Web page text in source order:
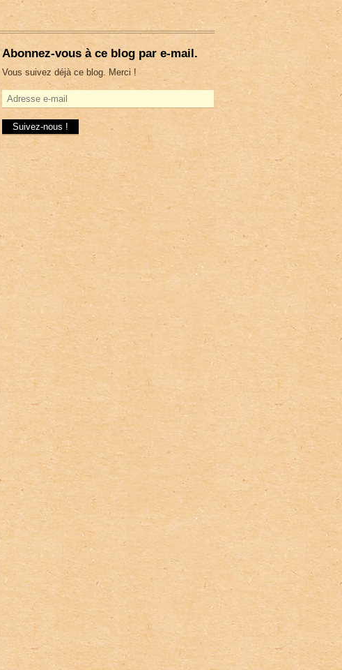
Abonnez-vous à ce blog par e-mail.
Vous suivez déjà ce blog. Merci !
A
d
r
e
i
l